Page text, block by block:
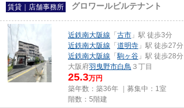
賃貸｜店舗事務所 グロワールビルテナント
近鉄南大阪線 「 古市 」駅 徒歩3分
近鉄南大阪線 「 道明寺 」駅 徒歩27分
近鉄南大阪線 「駒ヶ谷 」駅 徒歩28分
大阪府羽曳野市白鳥 ３丁目
25.3万円
築年数：築36年 ｜募集中： 1室
階数：5階建